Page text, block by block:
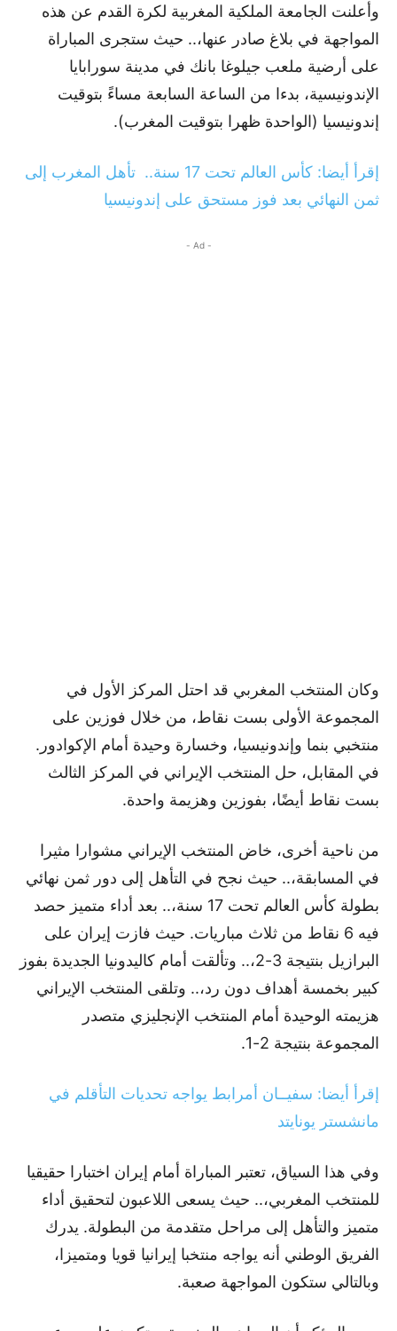
وأعلنت الجامعة الملكية المغربية لكرة القدم عن هذه
المواجهة في بلاغ صادر عنها،.. حيث ستجرى المباراة
على أرضية ملعب جيلوغا بانك في مدينة سورابايا
الإندونيسية، بدءا من الساعة السابعة مساءً بتوقيت
إندونيسيا (الواحدة ظهرا بتوقيت المغرب).
إقرأ أيضا: كأس العالم تحت 17 سنة.. تأهل المغرب إلى
ثمن النهائي بعد فوز مستحق على إندونيسيا
- Ad -
وكان المنتخب المغربي قد احتل المركز الأول في
المجموعة الأولى بست نقاط، من خلال فوزين على
منتخبي بنما وإندونيسيا، وخسارة وحيدة أمام الإكوادور.
في المقابل، حل المنتخب الإيراني في المركز الثالث
بست نقاط أيضًا، بفوزين وهزيمة واحدة.
من ناحية أخرى، خاض المنتخب الإيراني مشوارا مثيرا
في المسابقة،.. حيث نجح في التأهل إلى دور ثمن نهائي
بطولة كأس العالم تحت 17 سنة،.. بعد أداء متميز حصد
فيه 6 نقاط من ثلاث مباريات. حيث فازت إيران على
البرازيل بنتيجة 3-2،.. وتألقت أمام كاليدونيا الجديدة بفوز
كبير بخمسة أهداف دون رد،.. وتلقى المنتخب الإيراني
هزيمته الوحيدة أمام المنتخب الإنجليزي متصدر
المجموعة بنتيجة 2-1.
إقرأ أيضا: سفيــان أمرابط يواجه تحديات التأقلم في
مانشستر يونايتد
وفي هذا السياق، تعتبر المباراة أمام إيران اختبارا حقيقيا
للمنتخب المغربي،.. حيث يسعى اللاعبون لتحقيق أداء
متميز والتأهل إلى مراحل متقدمة من البطولة. يدرك
الفريق الوطني أنه يواجه منتخبا إيرانيا قويا ومتميزا،
وبالتالي ستكون المواجهة صعبة.